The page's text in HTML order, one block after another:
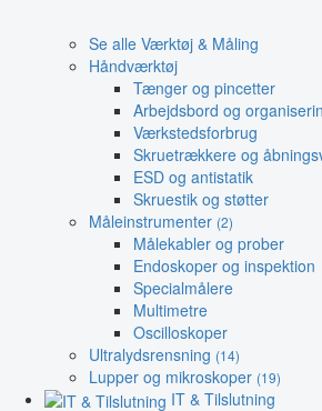
Se alle Værktøj & Måling
Håndværktøj
Tænger og pincetter
Arbejdsbord og
Værkstedsforbrug
Skruetrækkere og
ESD og antistatik
Skruestik og støtter
Måleinstrumenter (2)
Målekabler og prober
Endoskoper og inspektion
Specialmålere
Multimetre
Oscilloskoper
Ultralydsrensning (14)
Lupper og mikroskoper (19)
IT & Tilslutning